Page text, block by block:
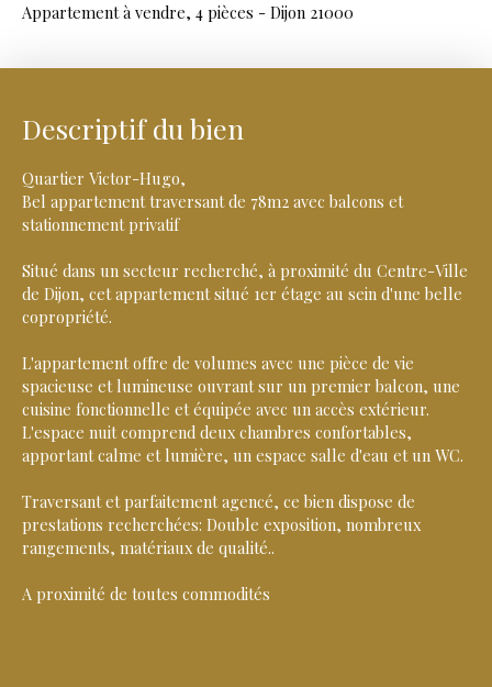
Appartement à vendre, 4 pièces - Dijon 21000
Descriptif du bien
Quartier Victor-Hugo,
Bel appartement traversant de 78m2 avec balcons et
stationnement privatif
Situé dans un secteur recherché, à proximité du Centre-Ville
de Dijon, cet appartement situé 1er étage au sein d'une belle
copropriété.
L'appartement offre de volumes avec une pièce de vie
spacieuse et lumineuse ouvrant sur un premier balcon, une
cuisine fonctionnelle et équipée avec un accès extérieur.
L'espace nuit comprend deux chambres confortables,
apportant calme et lumière, un espace salle d'eau et un WC.
Traversant et parfaitement agencé, ce bien dispose de
prestations recherchées: Double exposition, nombreux
rangements, matériaux de qualité..
A proximité de toutes commodités